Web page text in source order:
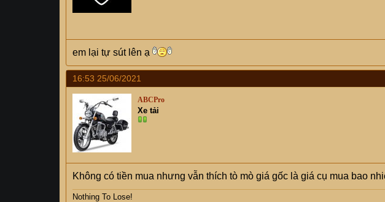
em lại tự sút lên ạ
16:53 25/06/2021
ABCPro
Xe tải
Không có tiền mua nhưng vẫn thích tò mò giá gốc là giá cụ mua bao
Nothing To Lose!